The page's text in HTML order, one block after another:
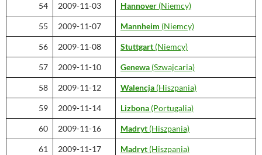
54 2009-11-03 Hannover (Niemcy)
55 2009-11-07 Mannheim (Niemcy)
56 2009-11-08 Stuttgart (Niemcy)
57 2009-11-10 Genewa (Szwajcaria)
58 2009-11-12 Walencja (Hiszpania)
59 2009-11-14 Lizbona (Portugalia)
60 2009-11-16 Madryt (Hiszpania)
61 2009-11-17 Madryt (Hiszpania)